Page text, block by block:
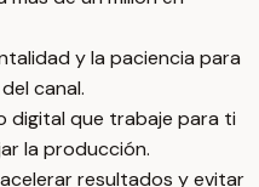
y la paciencia para
canal.
digital que trabaje para ti
la producción.
resultados y evitar